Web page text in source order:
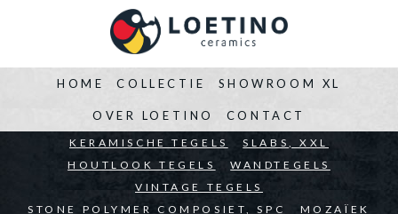
HOME
BEDRIJVEN ARCHITECTEN PARTICULIEREN
COLLECTIE
KERAMISCHE TEGELS
SLABS, XXL
HOUTLOOK TEGELS
WANDTEGELS
VINTAGE TEGELS
STONE POLYMER COMPOSIET, SPC
MOZAÏEK
SHOWROOM XL
OVER LOETINO CONTACT